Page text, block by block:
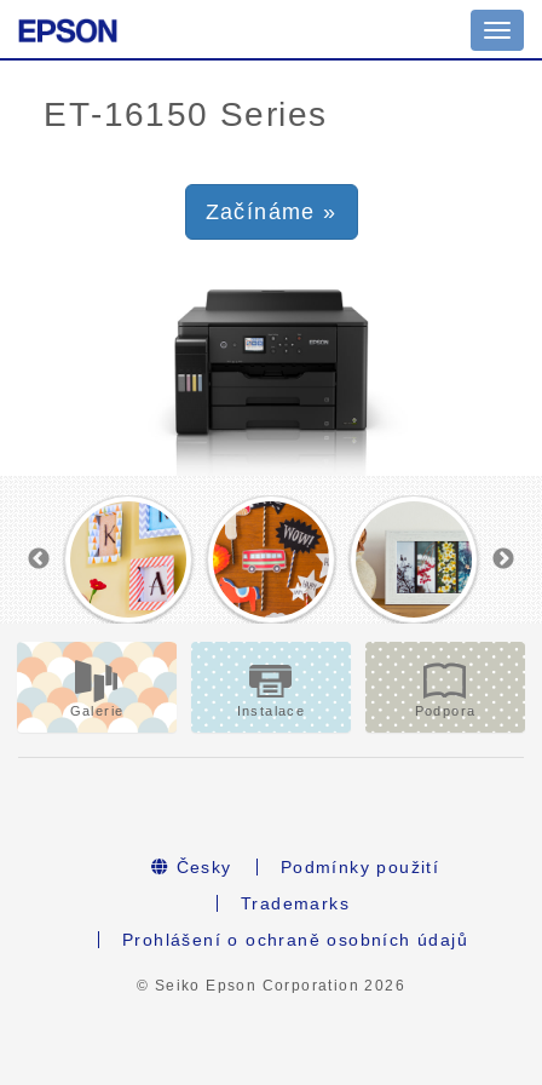
Začínáme »
Galerie Instalace Podpora
Česky
Podmínky použití
Trademarks
Prohlášení o ochraně osobních údajů
© Seiko Epson Corporation2026